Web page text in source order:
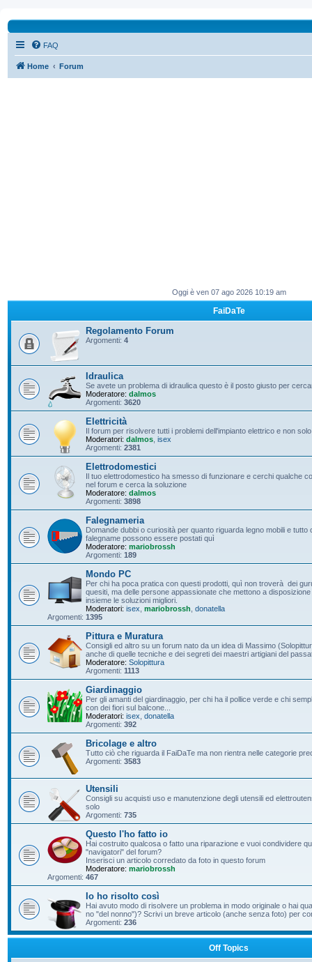
FAQ
Home Forum
Oggi è ven 07 ago 2026 10:19 am
FaiDaTe
Regolamento Forum
Argomenti: 4
Idraulica
Se avete un problema di idraulica questo è il posto giusto per
Moderatore: dalmos
Argomenti: 3620
Elettricità
Il forum per risolvere tutti i problemi dell'impianto elettrico e non solo
Moderatori: dalmos isex
Argomenti: 2381
Elettrodomestici
Il tuo elettrodomestico ha smesso di funzionare e cerchi qualche
nel forum e cerca la soluzione
Moderatore: dalmos
Argomenti: 3898
Falegnameria
Domande dubbi o curiosità per quanto riguarda legno mobili e tutto
falegname possono essere postati quì
Moderatore: mariobrossh
Argomenti: 189
Mondo PC
Per chi ha poca pratica con questi prodotti, quì non troverà dei
quesiti, ma delle persone appassionate che mettono a
insieme le soluzioni migliori.
Moderatori: isex mariobrossh donatella
Argomenti: 1395
Pittura e Muratura
Consigli ed altro su un forum nato da un idea di Massimo
anche di quelle tecniche e dei segreti dei maestri artigiani del
Moderatore: Solopittura
Argomenti: 1113
Giardinaggio
Per gli amanti del giardinaggio, per chi ha il pollice verde e chi
con dei fiori sul balcone...
Moderatori: isex donatella
Argomenti: 392
Bricolage e altro
Tutto ciò che riguarda il FaiDaTe ma non rientra nelle categorie
Argomenti: 3583
Utensili
Consigli su acquisti uso e manutenzione degli utensili ed
solo
Argomenti: 735
Questo l'ho fatto io
Hai costruito qualcosa o fatto una riparazione e vuoi condividere
"navigatori" del forum?
Inserisci un articolo corredato da foto in questo forum
Moderatore: mariobrossh
Argomenti: 467
Io ho risolto così
Hai avuto modo di risolvere un problema in modo originale o hai
no "del nonno")? Scrivi un breve articolo (anche senza foto) per
Argomenti: 236
Off Topics